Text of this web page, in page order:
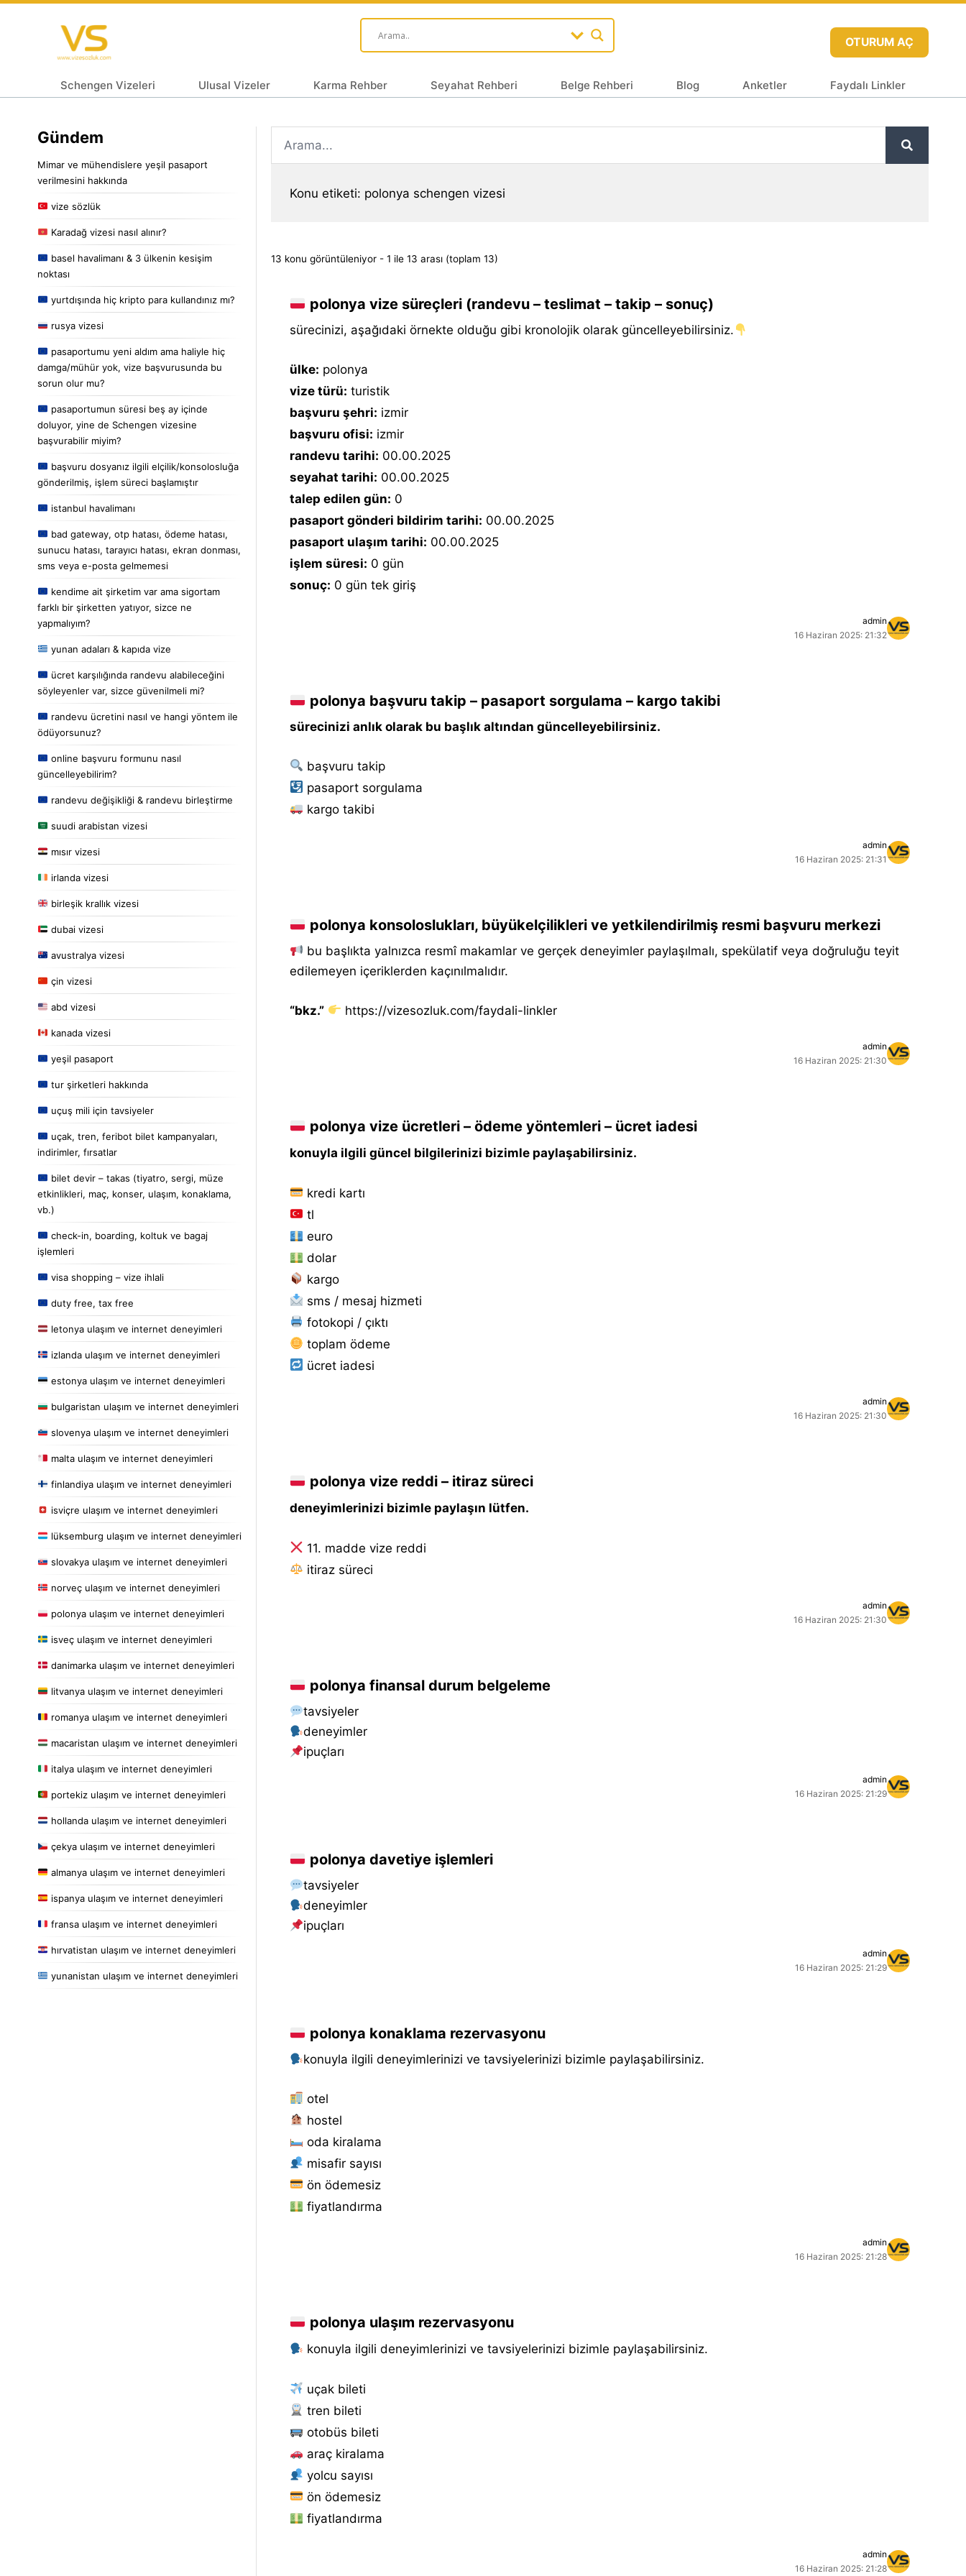
OTURUM AÇ
Schengen Vizeleri Ulusal Vizeler Karma Rehber Seyahat Rehberi Belge Rehberi Blog Anketler Faydalı Linkler
Gündem
Mimar ve mühendislere yeşil pasaport
verilmesini hakkında
vize sözlük
Karadağ vizesi nasıl alınır?
basel havalimanı & 3 ülkenin kesişim
noktası
yurtdışında hiç kripto para kullandınız mı?
rusya vizesi
pasaportumu yeni aldım ama haliyle hiç
damga/mühür yok, vize başvurusunda bu
sorun olur mu?
pasaportumun süresi beş ay içinde
doluyor, yine de Schengen vizesine
başvurabilir miyim?
başvuru dosyanız ilgili elçilik/konsolosluğa
gönderilmiş, işlem süreci başlamıştır
istanbul havalimanı
bad gateway, otp hatası, ödeme hatası,
sunucu hatası, tarayıcı hatası, ekran donması,
sms veya e-posta gelmemesi
kendime ait şirketim var ama sigortam
farklı bir şirketten yatıyor, sizce ne
yapmalıyım?
yunan adaları & kapıda vize
ücret karşılığında randevu alabileceğini
söyleyenler var, sizce güvenilmeli mi?
randevu ücretini nasıl ve hangi yöntem ile
ödüyorsunuz?
online başvuru formunu nasıl
güncelleyebilirim?
randevu değişikliği & randevu birleştirme
suudi arabistan vizesi
mısır vizesi
irlanda vizesi
birleşik krallık vizesi
dubai vizesi
avustralya vizesi
çin vizesi
abd vizesi
kanada vizesi
yeşil pasaport
tur şirketleri hakkında
uçuş mili için tavsiyeler
uçak, tren, feribot bilet kampanyaları,
indirimler, fırsatlar
bilet devir – takas (tiyatro, sergi, müze
etkinlikleri, maç, konser, ulaşım, konaklama,
vb.)
check-in, boarding, koltuk ve bagaj
işlemleri
visa shopping – vize ihlali
duty free, tax free
letonya ulaşım ve internet deneyimleri
izlanda ulaşım ve internet deneyimleri
estonya ulaşım ve internet deneyimleri
bulgaristan ulaşım ve internet deneyimleri
slovenya ulaşım ve internet deneyimleri
malta ulaşım ve internet deneyimleri
finlandiya ulaşım ve internet deneyimleri
isviçre ulaşım ve internet deneyimleri
lüksemburg ulaşım ve internet deneyimleri
slovakya ulaşım ve internet deneyimleri
norveç ulaşım ve internet deneyimleri
polonya ulaşım ve internet deneyimleri
isveç ulaşım ve internet deneyimleri
danimarka ulaşım ve internet deneyimleri
litvanya ulaşım ve internet deneyimleri
romanya ulaşım ve internet deneyimleri
macaristan ulaşım ve internet deneyimleri
italya ulaşım ve internet deneyimleri
portekiz ulaşım ve internet deneyimleri
hollanda ulaşım ve internet deneyimleri
çekya ulaşım ve internet deneyimleri
almanya ulaşım ve internet deneyimleri
ispanya ulaşım ve internet deneyimleri
fransa ulaşım ve internet deneyimleri
hırvatistan ulaşım ve internet deneyimleri
yunanistan ulaşım ve internet deneyimleri
Konu etiketi: polonya schengen vizesi
13 konu görüntüleniyor - 1 ile 13 arası (toplam 13)
polonya vize süreçleri (randevu – teslimat – takip – sonuç)
sürecinizi, aşağıdaki örnekte olduğu gibi kronolojik olarak güncelleyebilirsiniz.
ülke: polonya
vize türü: turistik
başvuru şehri: izmir
başvuru ofisi: izmir
randevu tarihi: 00.00.2025
seyahat tarihi: 00.00.2025
talep edilen gün: 0
pasaport gönderi bildirim tarihi: 00.00.2025
pasaport ulaşım tarihi: 00.00.2025
işlem süresi: 0 gün
sonuç: 0 gün tek giriş
admin
16 Haziran 2025: 21:32
polonya başvuru takip – pasaport sorgulama – kargo takibi
sürecinizi anlık olarak bu başlık altından güncelleyebilirsiniz.
başvuru takip
pasaport sorgulama
kargo takibi
admin
16 Haziran 2025: 21:31
polonya konsoloslukları, büyükelçilikleri ve yetkilendirilmiş resmi başvuru merkezi
bu başlıkta yalnızca resmî makamlar ve gerçek deneyimler paylaşılmalı, spekülatif veya doğruluğu teyit
edilemeyen içeriklerden kaçınılmalıdır.
“bkz.” https://vizesozluk.com/faydali-linkler
admin
16 Haziran 2025: 21:30
polonya vize ücretleri – ödeme yöntemleri – ücret iadesi
konuyla ilgili güncel bilgilerinizi bizimle paylaşabilirsiniz.
kredi kartı
tl
euro
dolar
kargo
sms / mesaj hizmeti
fotokopi / çıktı
toplam ödeme
ücret i̇adesi
admin
16 Haziran 2025: 21:30
polonya vize reddi – itiraz süreci
deneyimlerinizi bizimle paylaşın lütfen.
11. madde vize reddi
i̇tiraz süreci
admin
16 Haziran 2025: 21:30
polonya finansal durum belgeleme
tavsiyeler
deneyimler
i̇puçları
admin
16 Haziran 2025: 21:29
polonya davetiye işlemleri
tavsiyeler
deneyimler
i̇puçları
admin
16 Haziran 2025: 21:29
polonya konaklama rezervasyonu
konuyla ilgili deneyimlerinizi ve tavsiyelerinizi bizimle paylaşabilirsiniz.
otel
hostel
oda kiralama
misafir sayısı
ön ödemesiz
fiyatlandırma
admin
16 Haziran 2025: 21:28
polonya ulaşım rezervasyonu
konuyla ilgili deneyimlerinizi ve tavsiyelerinizi bizimle paylaşabilirsiniz.
uçak bileti
tren bileti
otobüs bileti
araç kiralama
yolcu sayısı
ön ödemesiz
fiyatlandırma
admin
16 Haziran 2025: 21:28